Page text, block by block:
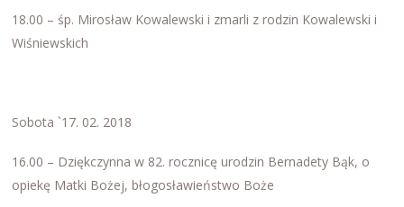
18.00 – śp. Mirosław Kowalewski i zmarli z rodzin Kowalewski i
Wiśniewskich
Sobota `17. 02. 2018
16.00 – Dziękczynna w 82. rocznicę urodzin Bernadety Bąk, o
opiekę Matki Bożej, błogosławieństwo Boże